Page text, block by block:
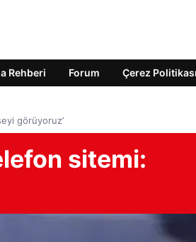
Rehberi Forum Çerez Politikası
görüyoruz’
sitemi: